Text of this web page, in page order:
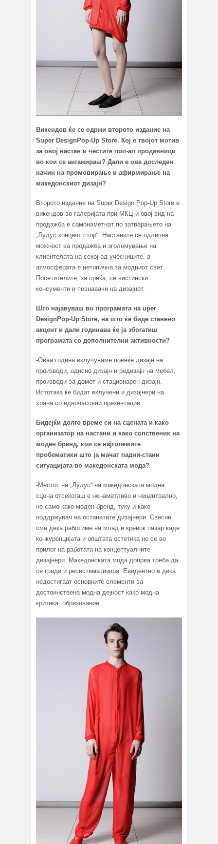
Викендов ќе се одржи второто издание на
Super DesignPop-Up Store. Кој е твојот мотив
за овој настан и честите поп-ап продавници
во кои се ангажираш? Дали е ова доследен
начин на промовирање и афирмирање на
македонскиот дизајн?
Второто издание на Super Design Pop-Up Store e
викендов во галеријата при МКЦ и овој вид на
продажба е самонаметнат по затварањето на
„Лудус концепт стор“. Настаните се одлична
можност эа продажба и зголемување на
клиентелата на секој од учесниците, а
атмосферата е нетипична за модниот свет.
Посетителите, за среќа, се вистински
консументи и поэнавачи на дизајнот.
Што најавуваш во програмата на uper
DesignPop-Up Store, на што ќе биде ставено
акцент и дали годинава ќе ја збогатиш
програмата со дополнителни активности?
-Oваа година вклучуваме повеќе дизајн на
производи, однсно дизајн и редизајн на мебел,
производи эа домот и стационарен дизајн.
Истотака ќе бидат вклучени и дизајнери на
храна со едночасовни презентации.
Бидејќи долго време си на сцената и како
организатор на настани и како сопственик на
моден бренд, кои се најголемите
пробематики што ја мачат падни-стани
ситуацијата во македонската мода?
-Местот на „Лудус“ на македонската модна
сцена отсекогаш е ненаметливо и нецентрално,
не само како моден бренд, туку и како
поддржувач на останатите дизајнери. Свесни
сме дека работиме на млад и кревок пазар каде
конкуренцијата и општата естетика не се во
прилог на работата на концептуалните
дизајнери. Македонската мода допрва треба да
се гради и ресистематизира. Евидентно е дека
недостигаат основните елементи эа
достоинствена модна дејност како модна
критика, образование…